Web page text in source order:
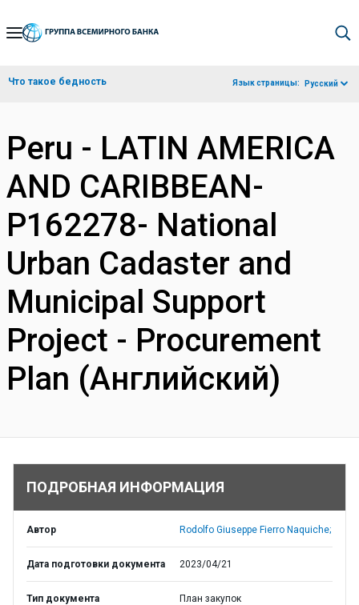
Skip
Navigation
Что такое бедность Язык страницы: Русский
Peru - LATIN AMERICA
AND CARIBBEAN-
P162278- National
Urban Cadaster and
Municipal Support
Project - Procurement
Plan (Английский)
ПОДРОБНАЯ ИНФОРМАЦИЯ
Автор Rodolfo Giuseppe Fierro Naquiche;
Дата подготовки документа 2023/04/21
Тип документа План закупок